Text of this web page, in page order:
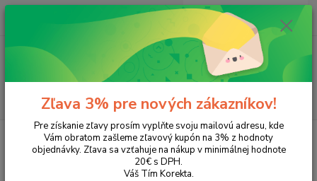
Hľadať
ks
za 0,00 EUR
Školské potreby Peračníky a puzdrá 1-poschodové
1-poschodové
Zľava 3% pre nových zákazníkov!
Pre získanie zľavy prosím vyplňte svoju mailovú adresu, kde
Vám obratom zašleme zľavový kupón na 3% z hodnoty
objednávky. Zľava sa vzťahuje na nákup v minimálnej hodnote
20€ s DPH.
Váš Tím Korekta.